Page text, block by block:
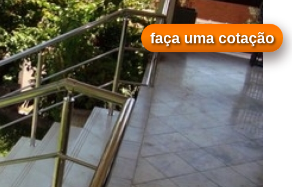
faça uma cotação